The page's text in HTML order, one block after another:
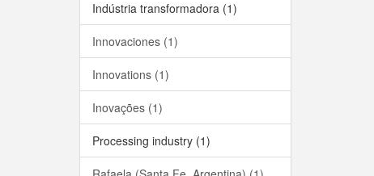
Indústria transformadora (1)
Innovaciones (1)
Innovations (1)
Inovações (1)
Processing industry (1)